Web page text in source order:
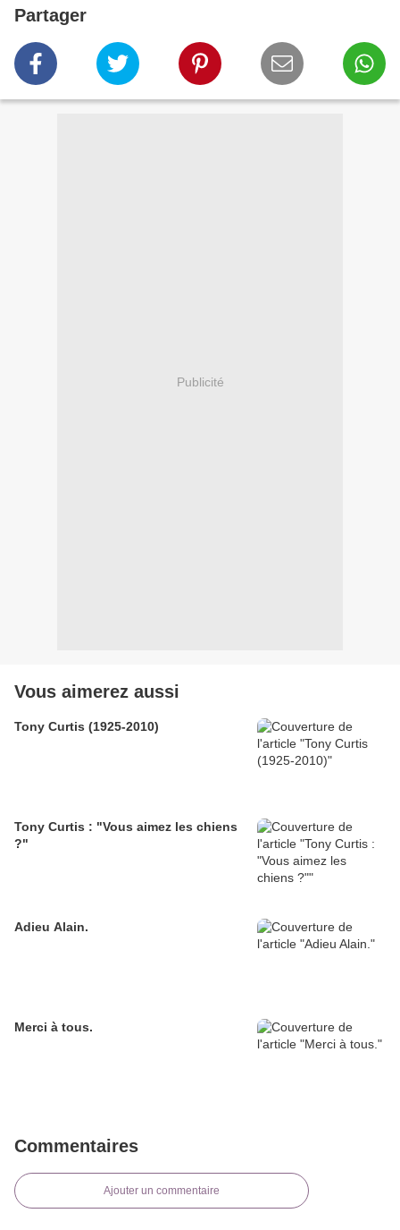
Partager
Publicité
Vous aimerez aussi
Tony Curtis (1925-2010)
Tony Curtis : "Vous aimez les chiens
?"
Adieu Alain.
Merci à tous.
Commentaires
Ajouter un commentaire